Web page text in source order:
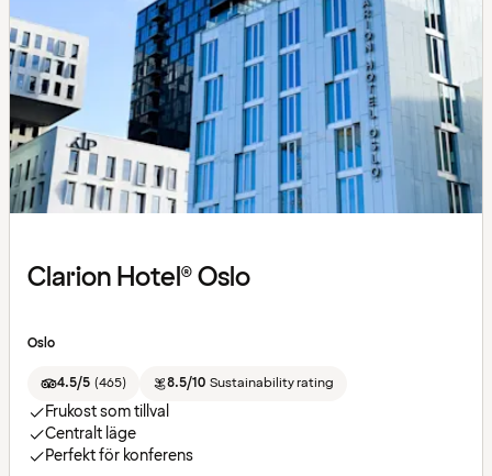
Clarion Hotel® Oslo
Oslo
4.5/5 (465) 8.5/10 Sustainability rating
Frukost som tillval
Centralt läge
Perfekt för konferens